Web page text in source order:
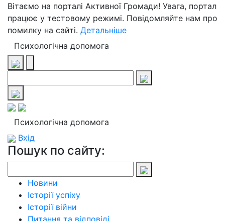
Вітаємо на порталі Активної Громади! Увага, портал
працює у тестовому режимі. Повідомляйте нам про
помилку на сайті. Детальніше
Психологічна допомога
Психологічна допомога
Вхід
Пошук по сайту:
Новини
Історії успіху
Історії війни
Питання та відповіді